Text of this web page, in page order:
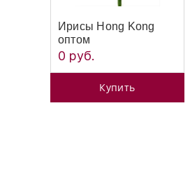
Ирисы Hong Kong
оптом
0 руб.
Купить